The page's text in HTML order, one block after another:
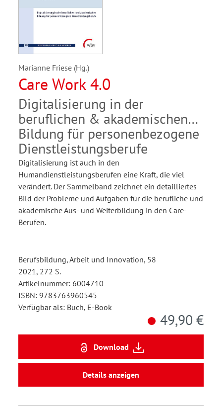
Marianne Friese (Hg.)
Care Work 4.0
Digitalisierung in der
beruflichen & akademischen
Bildung für personenbezogene
Dienstleistungsberufe
Digitalisierung ist auch in den
Humandienstleistungsberufen eine Kraft, die viel
verändert. Der Sammelband zeichnet ein detailliertes
Bild der Probleme und Aufgaben für die berufliche und
akademische Aus- und Weiterbildung in den Care-
Berufen.
Berufsbildung, Arbeit und Innovation, 58
2021, 272 S.
Artikelnummer: 6004710
ISBN: 9783763960545
Verfügbar als: Buch, E-Book
49,90 €
Download
Details anzeigen